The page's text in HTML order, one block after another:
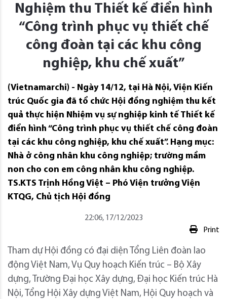
Nghiệm thu Thiết kế điển hình
“Công trình phục vụ thiết chế
công đoàn tại các khu công
nghiệp, khu chế xuất”
(Vietnamarchi) - Ngày 14/12, tại Hà Nội, Viện Kiến
trúc Quốc gia đã tổ chức Hội đồng nghiệm thu kết
quả thực hiện Nhiệm vụ sự nghiệp kinh tế Thiết kế
điển hình “Công trình phục vụ thiết chế công đoàn
tại các khu công nghiệp, khu chế xuất”. Hạng mục:
Nhà ở công nhân khu công nghiệp; trường mầm
non cho con em công nhân khu công nghiệp.
TS.KTS Trịnh Hồng Việt – Phó Viện trưởng Viện
KTQG, Chủ tịch Hội đồng
22:06, 17/12/2023
Print
Tham dự Hội đồng có đại diện Tổng Liên đoàn lao
động Việt Nam, Vụ Quy hoạch Kiến trúc – Bộ Xây
dựng, Trường Đại học Xây dựng, Đại học Kiến trúc Hà
Nội, Tổng Hội Xây dựng Việt Nam, Hội Quy hoạch và